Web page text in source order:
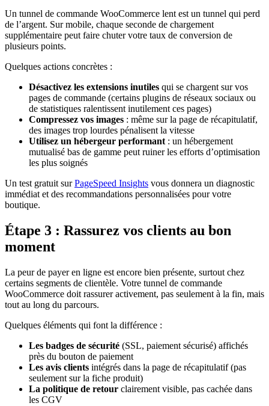
Un tunnel de commande WooCommerce lent est un tunnel qui perd
de l’argent. Sur mobile, chaque seconde de chargement
supplémentaire peut faire chuter votre taux de conversion de
plusieurs points.
Quelques actions concrètes :
Désactivez les extensions inutiles qui se chargent sur vos
pages de commande (certains plugins de réseaux sociaux ou
de statistiques ralentissent inutilement ces pages)
Compressez vos images : même sur la page de récapitulatif,
des images trop lourdes pénalisent la vitesse
Utilisez un hébergeur performant : un hébergement
mutualisé bas de gamme peut ruiner les efforts d’optimisation
les plus soignés
Un test gratuit surPageSpeed Insights vous donnera un diagnostic
immédiat et des recommandations personnalisées pour votre
boutique.
Étape 3 : Rassurez vos clients au bon
moment
La peur de payer en ligne est encore bien présente, surtout chez
certains segments de clientèle. Votre tunnel de commande
WooCommerce doit rassurer activement, pas seulement à la fin, mais
tout au long du parcours.
Quelques éléments qui font la différence :
Les badges de sécurité (SSL, paiement sécurisé) affichés
près du bouton de paiement
Les avis clients intégrés dans la page de récapitulatif (pas
seulement sur la fiche produit)
La politique de retour clairement visible, pas cachée dans
les CGV